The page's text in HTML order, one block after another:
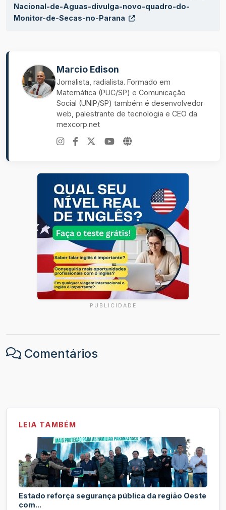
Nacional-de-Aguas-divulga-novo-quadro-do-
Monitor-de-Secas-no-Parana
Marcio Edison
Jornalista, radialista. Formado em
Matemática (PUC/SP) e Comunicação
Social (UNIP/SP) também é desenvolvedor
web, palestrante de tecnologia e CEO da
mexcorp.net
PUBLICIDADE
Comentários
LEIA TAMBÉM
Estado reforça segurança pública da região Oeste
com...